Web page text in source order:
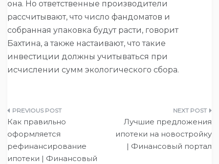
она. Но ответственные производители
рассчитывают, что число фандоматов и
собранная упаковка будут расти, говорит
Бахтина, а также настаивают, что такие
инвестиции должны учитываться при
исчислении сумм экологического сбора.
Навигация
по
записям
Как правильно
оформляется
рефинансирование
ипотеки | Финансовый
Лучшие предложения
ипотеки на новостройку
| Финансовый портал